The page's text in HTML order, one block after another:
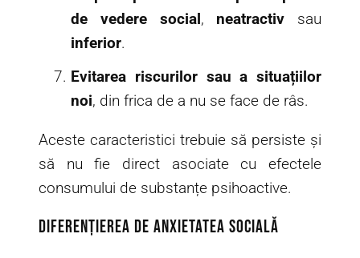
de vedere social, neatractiv sau
inferior.
Evitarea riscurilor sau a situațiilor
noi, din frica de a nu se face de râs.
Aceste caracteristici trebuie să persiste și
să nu fie direct asociate cu efectele
consumului de substanțe psihoactive.
Diferențierea de anxietatea socială